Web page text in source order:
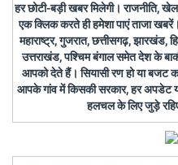
हर छोटी-बड़ी खबर मिलेगी। राजनीति,
एक क्लिक करते ही हमेशा पाएं ताजा
महाराष्ट्र, गुजरात, छत्तीसगढ़, झारखंड,
उत्तराखंड, पश्चिम बंगाल समेत देश के
आपको देते हैं। सियासी रण हो या बजट
आपके गांव में किसकी सरकार, हर अपडेट
हलचल के लिए जुड़े